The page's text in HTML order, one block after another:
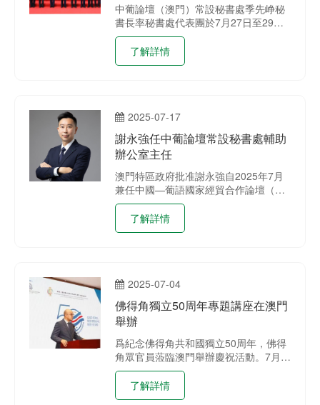
中葡論壇（澳門）常設秘書處季先峥秘
書長率秘書處代表團於7月27日至29日
訪問赤道幾內亞，參加“中國與葡語國家
企業經貿合作洽談會–馬拉博2025”，並
舉辦中葡論壇常設秘書處招待會。
了解詳情
2025-07-17
謝永強任中葡論壇常設秘書處輔助
辦公室主任
澳門特區政府批准謝永強自2025年7月
兼任中國—葡語國家經貿合作論壇（澳
門）常設秘書處輔助辦公室主任職務，
接替前主任余雨生。
了解詳情
2025-07-04
佛得角獨立50周年專題講座在澳門
舉辦
爲紀念佛得角共和國獨立50周年，佛得
角眾官員蒞臨澳門舉辦慶祝活動。7月3
日，佛得角內政部部長保羅‧羅沙到訪中
葡論壇（澳門）常設秘書處，就發揮澳
門平台作用，推進中葡論壇框架下合作
了解詳情